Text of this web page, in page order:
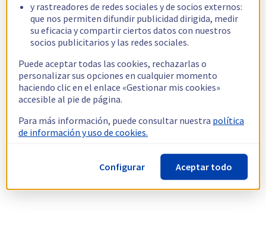
y rastreadores de redes sociales y de socios externos:
que nos permiten difundir publicidad dirigida, medir
su eficacia y compartir ciertos datos con nuestros
socios publicitarios y las redes sociales.
Puede aceptar todas las cookies, rechazarlas o
personalizar sus opciones en cualquier momento
haciendo clic en el enlace «Gestionar mis cookies»
accesible al pie de página.
Para más información, puede consultar nuestra política
de información y uso de cookies.
Configurar Aceptar todo